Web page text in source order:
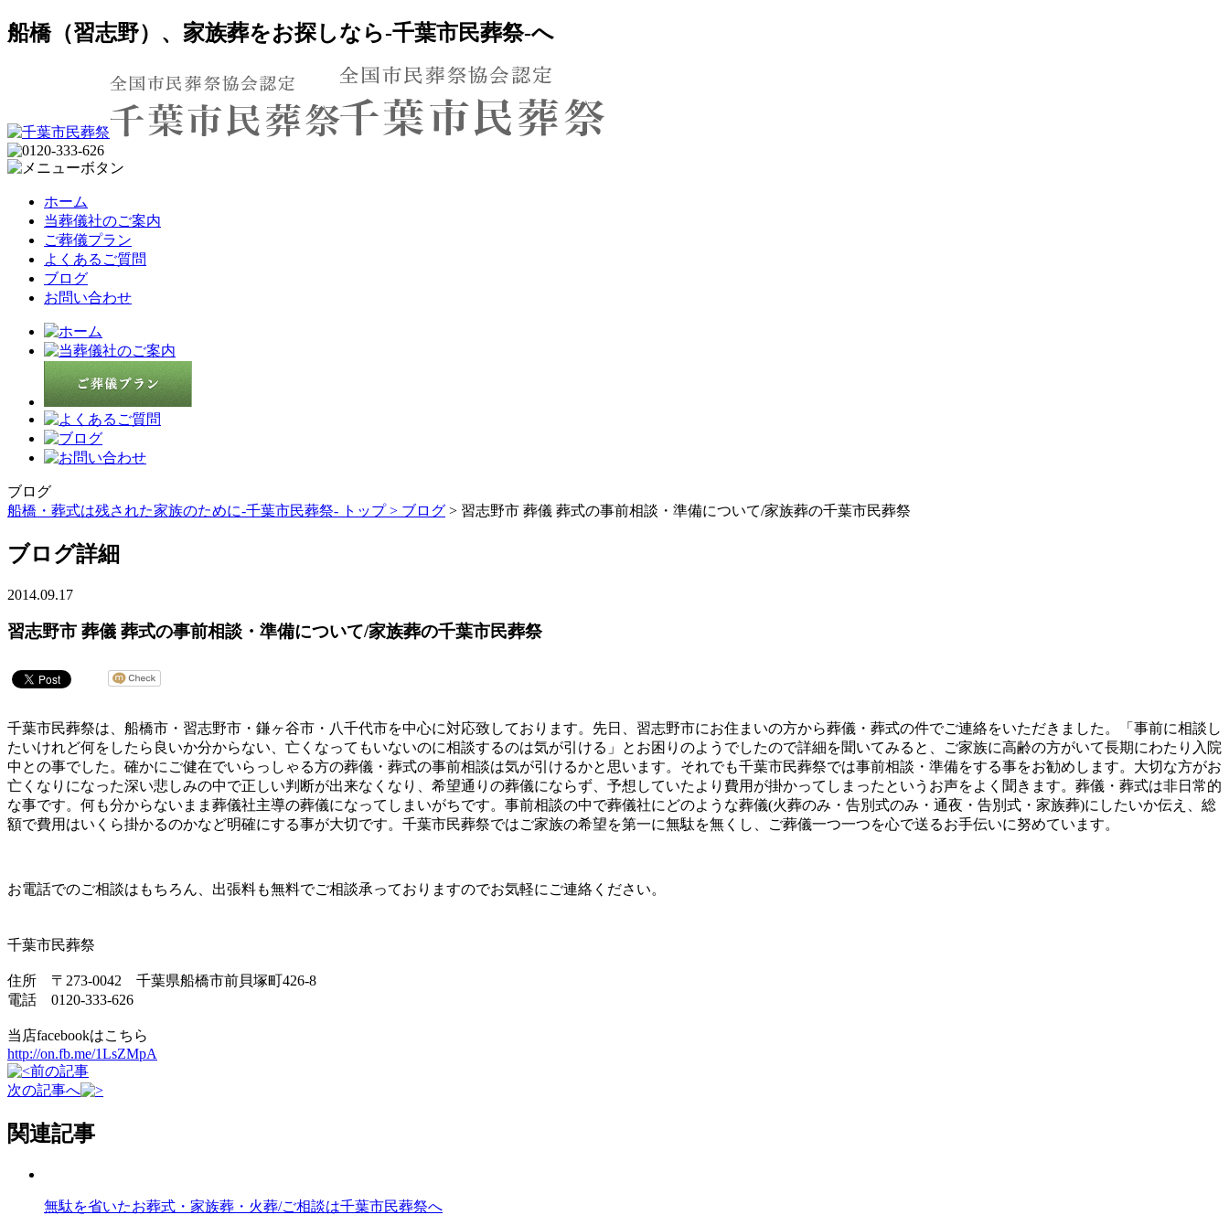
船橋（習志野）、家族葬をお探しなら-千葉市民葬祭-へ
ホーム
当葬儀社のご案内
ご葬儀プラン
よくあるご質問
ブログ
お問い合わせ
ブログ
船橋・葬式は残された家族のために-千葉市民葬祭- トップ > ブログ > 習志野市 葬儀 葬式の事前相談・準備について/家族葬の千葉市民葬祭
ブログ詳細
2014.09.17
習志野市 葬儀 葬式の事前相談・準備について/家族葬の千葉市民葬祭
千葉市民葬祭は、船橋市・習志野市・鎌ヶ谷市・八千代市を中心に対応致しております。先日、習志野市にお住まいの方から葬儀・葬式の件でご連絡をいただきました。「事前に相談し
たいけれど何をしたら良いか分からない、亡くなってもいないのに相談するのは気が引ける」とお困りのようでしたので詳細を聞いてみると、ご家族に高齢の方がいて長期にわたり入院
中との事でした。確かにご健在でいらっしゃる方の葬儀・葬式の事前相談は気が引けるかと思います。それでも千葉市民葬祭では事前相談・準備をする事をお勧めします。大切な方がお
亡くなりになった深い悲しみの中で正しい判断が出来なくなり、希望通りの葬儀にならず、予想していたより費用が掛かってしまったというお声をよく聞きます。葬儀・葬式は非日常的
な事です。何も分からないまま葬儀社主導の葬儀になってしまいがちです。事前相談の中で葬儀社にどのような葬儀(火葬のみ・告別式のみ・通夜・告別式・家族葬)にしたいか伝え、総
額で費用はいくら掛かるのかなど明確にする事が大切です。千葉市民葬祭ではご家族の希望を第一に無駄を無くし、ご葬儀一つ一つを心で送るお手伝いに努めています。
お電話でのご相談はもちろん、出張料も無料でご相談承っておりますのでお気軽にご連絡ください。
千葉市民葬祭
住所 〒273-0042 千葉県船橋市前貝塚町426-8
電話 0120-333-626
当店facebookはこちら
http://on.fb.me/1LsZMpA
前の記事
次の記事へ
関連記事
無駄を省いたお葬式・家族葬・火葬/ご相談は千葉市民葬祭へ